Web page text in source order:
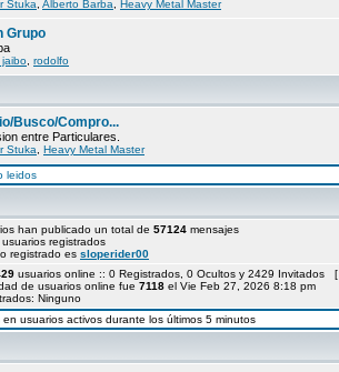
Stuka Alberto Barba Heavy Metal Master
Grupo
jaibo rodolfo
Busco/Compro...
entre Particulares.
Stuka Heavy Metal Master
leidos
han publicado un total de 57124 mensajes
usuarios registrados
registrado es sloperider00
usuarios online :: 0 Registrados, 0 Ocultos y 2429 Invitados [
de usuarios online fue 7118 el Vie Feb 27, 2026 8:18 pm
Ninguno
usuarios activos durante los últimos 5 minutos